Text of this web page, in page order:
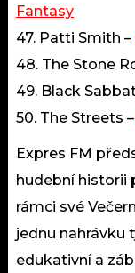
Fantasy
47. Patti Smith –
48. The Stone
49. Black
50. The Streets –
Expres FM
hudební historii
rámci své
jednu nahrávku
edukativní a